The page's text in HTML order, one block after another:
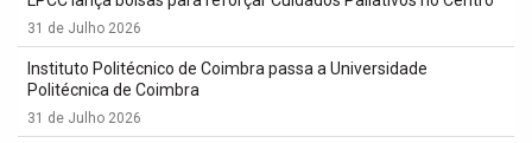
31 de Julho 2026
Instituto Politécnico de Coimbra passa a Universidade
Politécnica de Coimbra
31 de Julho 2026